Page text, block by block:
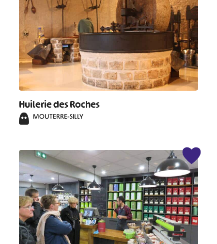
Huilerie des Roches
MOUTERRE-SILLY